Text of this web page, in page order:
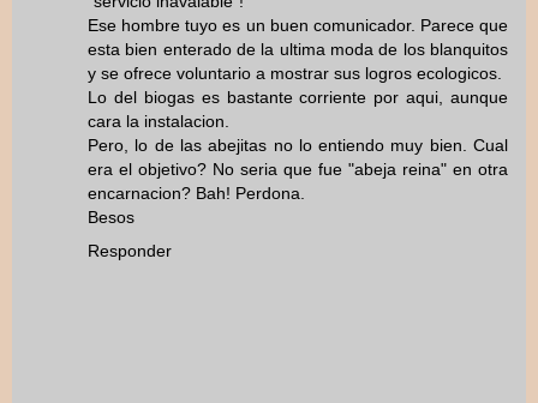
Ese hombre tuyo es un buen comunicador. Parece que
esta bien enterado de la ultima moda de los blanquitos
y se ofrece voluntario a mostrar sus logros ecologicos.
Lo del biogas es bastante corriente por aqui, aunque
cara la instalacion.
Pero, lo de las abejitas no lo entiendo muy bien. Cual
era el objetivo? No seria que fue "abeja reina" en otra
encarnacion? Bah! Perdona.
Besos
Responder